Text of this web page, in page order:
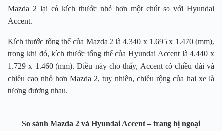
Mazda 2 lại có kích thước nhỏ hơn một chút so với Hyundai
Accent.
Kích thước tổng thể của Mazda 2 là 4.340 x 1.695 x 1.470 (mm),
trong khi đó, kích thước tổng thể của Hyundai Accent là 4.440 x
1.729 x 1.460 (mm). Điều này cho thấy, Accent có chiều dài và
chiều cao nhỏ hơn Mazda 2, tuy nhiên, chiều rộng của hai xe là
tương đương nhau.
So sánh Mazda 2 và Hyundai Accent – trang bị ngoại